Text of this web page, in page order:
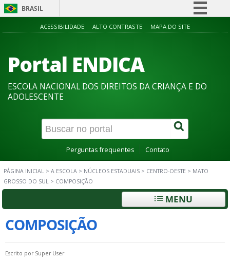
BRASIL
Simplifique!
Acesso à informação
Legislação
ACESSIBILIDADE ALTO CONTRASTE MAPA DO SITE
Portal ENDICA
ESCOLA NACIONAL DOS DIREITOS DA CRIANÇA E DO
ADOLESCENTE
Perguntas frequentes Contato
PÁGINA INICIAL > A ESCOLA > NÚCLEOS ESTADUAIS > CENTRO-OESTE > MATO
GROSSO DO SUL > COMPOSIÇÃO
MENU
COMPOSIÇÃO
Escrito por Super User